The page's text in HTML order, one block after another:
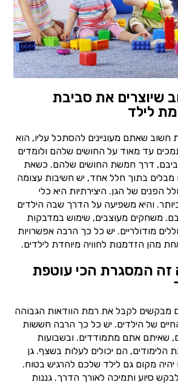
שיוצרים את סביבת
לילד
חשוב שאתם מעוניינים להסתכל עליו, הוא
עד מאוד על החושים שלהם ולומדים
דרך חמשת החושים שלהם. כשאת
מבלים בתוך חלל אחד, יש חשיבות עצומה
הפנים של הגן. היצירתיות היא כלי
והיא משפיעה על הדרך שבה הילדים
משחקים מעוצבים, שימוש במדבקות
מודולריים. יש כל כך הרבה אפשרויות
מהן הזדמנות לחוויה מיוחדת לילדים.
זה המסגרת הכי עוטפת
מבקשים לקבל את רמת הוודאות הגבוהה
של הילדים. יש כל כך הרבה חששות
שאיתם אתם מתמודדים. ובשבועות
הלימודים, הם יכולים לעלות בשצף. גן
מקום גם לילד שלכם להרגיש בטוח.
סיוע ותמיכה לאורך הדרך. גננות